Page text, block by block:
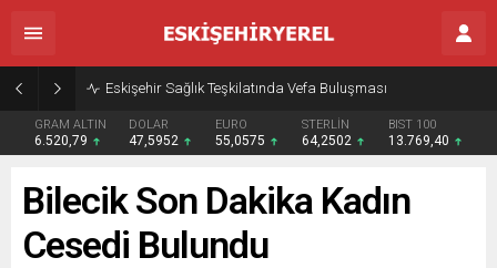
Eskişehir Sağlık Teşkilatında Vefa Buluşması
GRAM ALTIN
6.520,79
DOLAR
47,5952
EURO
55,0575
STERLİN
64,2502
BIST 100
13.769,40
Bilecik Son Dakika Kadın
Cesedi Bulundu